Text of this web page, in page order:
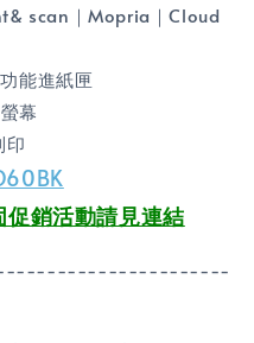
scan｜Mopria｜Cloud
能進紙匣
幕
印
銷活動請見連結